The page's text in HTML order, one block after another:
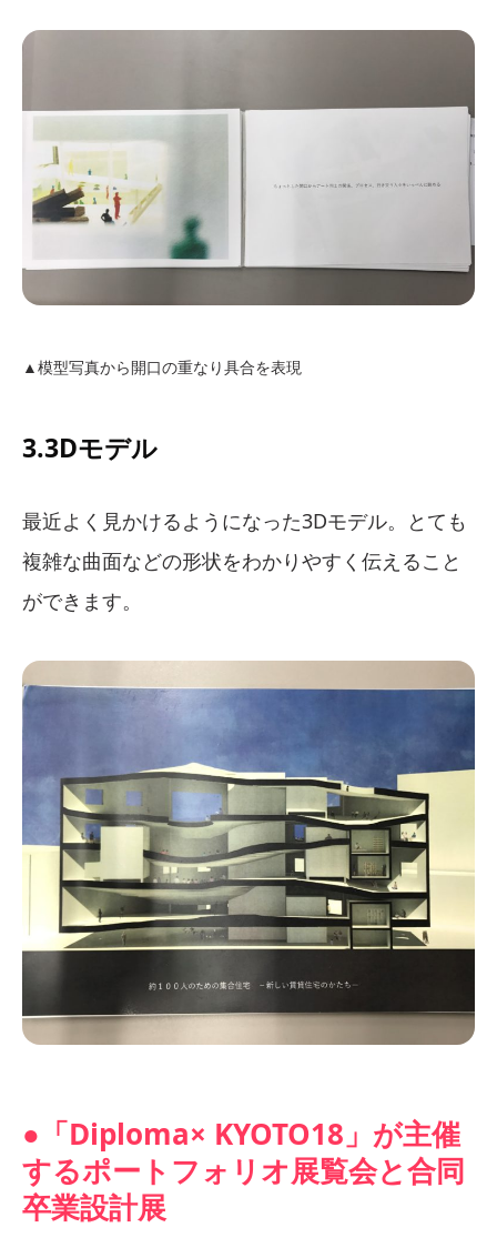
▲模型写真から開口の重なり具合を表現
3.3Dモデル
最近よく見かけるようになった3Dモデル。とても
複雑な曲面などの形状をわかりやすく伝えること
ができます。
●「Diploma× KYOTO18」が主催
するポートフォリオ展覧会と合同
卒業設計展